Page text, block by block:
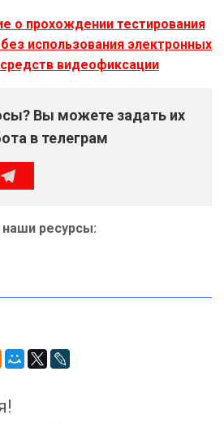
о прохождении тестирования
использования электронных
видеофиксации
Вы можете задать их
в телеграм
ресурсы: